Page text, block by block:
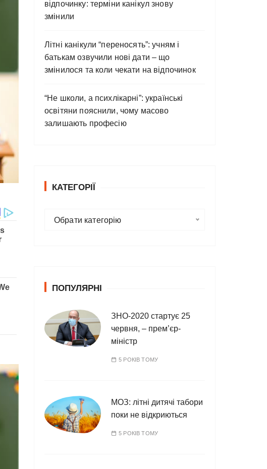
відпочинку: терміни канікул знову
змінили
Літні канікули “переносять”: учням і
батькам озвучили нові дати – що
змінилося та коли чекати на відпочинок
“Не школи, а психлікарні”: українські
освітяни пояснили, чому масово
залишають професію
КАТЕГОРІЇ
р
Обрати категорію
ПОПУЛЯРНІ
ЗНО-2020 стартує 25
червня, – прем’єр-
міністр
5 РОКІВ ТОМУ
МОЗ: літні дитячі табори
поки не відкриються
5 РОКІВ ТОМУ